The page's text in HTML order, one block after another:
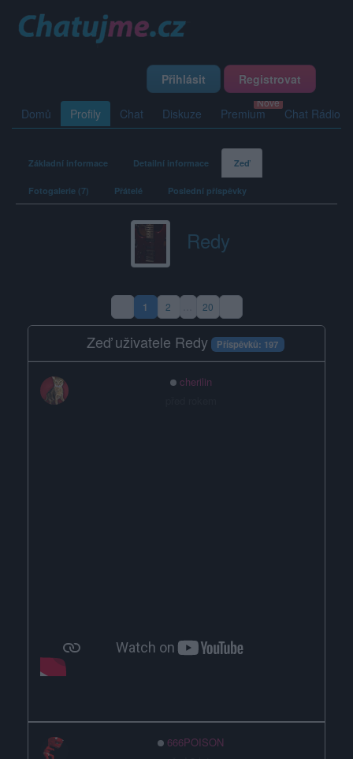
Přihlásit Registrovat
Domů Profily Chat Diskuze Premium Chat Rádio
Základní informace Detailní informace Zeď
Fotogalerie (7) Přátelé Poslední příspěvky
Redy
1(aktuální strana)
2 20
Zeď uživatele Redy Příspěvků: 197
cherilin
666POISON